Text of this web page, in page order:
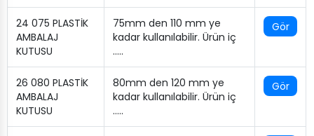
24 075 PLASTİK
AMBALAJ
KUTUSU
75mm den 110 mm ye
kadar kullanılabilir. Ürün iç
…..
Gör
26 080 PLASTİK
AMBALAJ
KUTUSU
80mm den 120 mm ye
kadar kullanılabilir. Ürün iç
…..
Gör